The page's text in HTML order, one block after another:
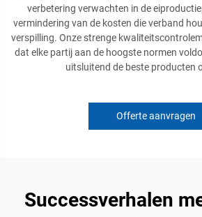
verbetering verwachten in de
vermindering van de kosten die verband
verspilling. Onze strenge
dat elke partij aan de hoogste normen
uitsluitend de beste producten
Offerte aanvragen
Successverhalen